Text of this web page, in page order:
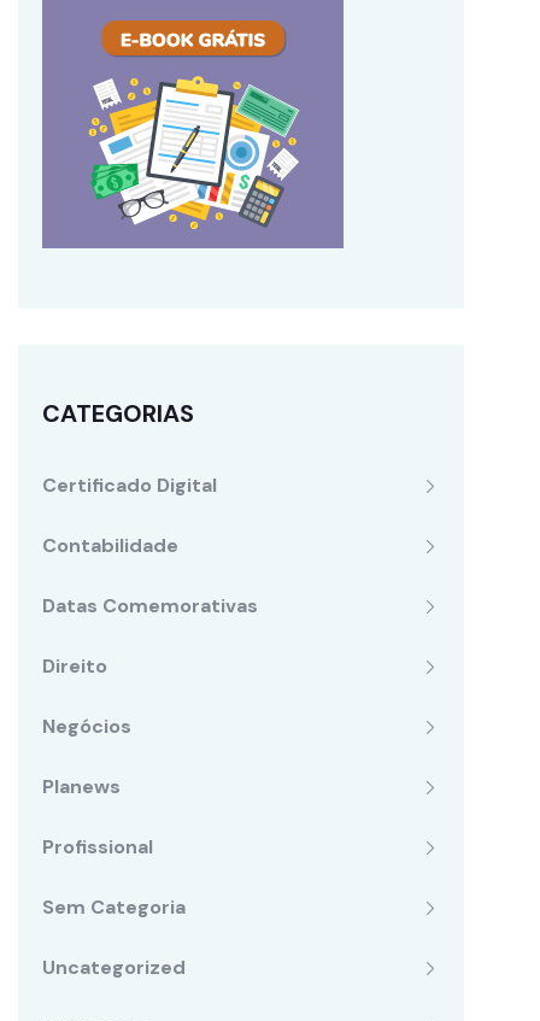
CATEGORIAS
Certificado Digital
Contabilidade
Datas Comemorativas
Direito
Negócios
Planews
Profissional
Sem Categoria
Uncategorized